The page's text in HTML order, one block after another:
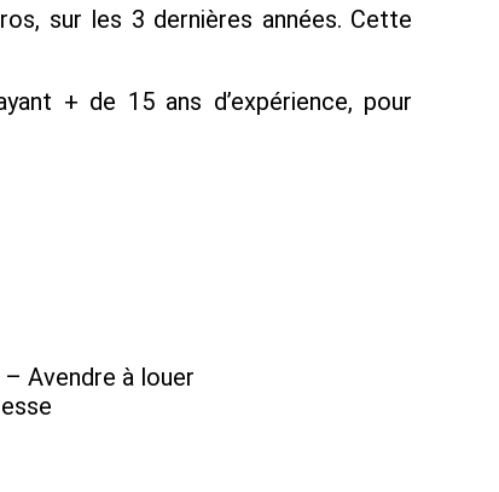
sur les 3 dernières années. Cette
+ de 15 ans d’expérience, pour
Avendre à louer